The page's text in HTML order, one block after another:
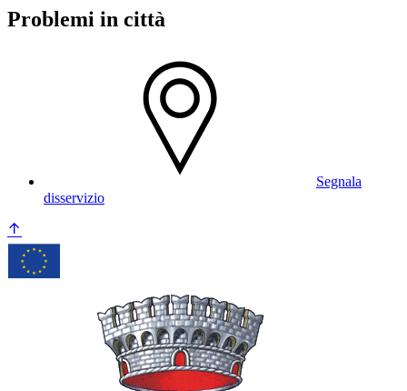
Problemi in città
Segnala
disservizio